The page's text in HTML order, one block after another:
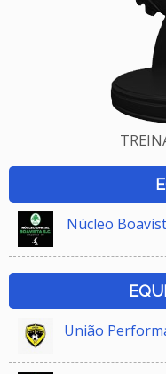
Núcleo
União